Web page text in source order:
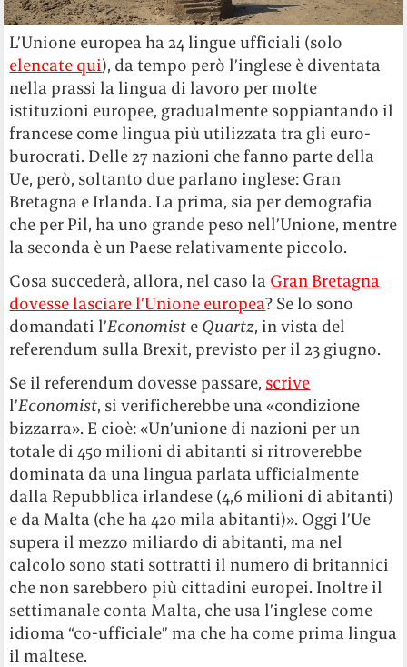
L’Unione europea ha 24 lingue ufficiali (solo
elencate qui), da tempo però l’inglese è diventata
nella prassi la lingua di lavoro per molte
istituzioni europee, gradualmente soppiantando il
francese come lingua più utilizzata tra gli euro-
burocrati. Delle 27 nazioni che fanno parte della
Ue, però, soltanto due parlano inglese: Gran
Bretagna e Irlanda. La prima, sia per demografia
che per Pil, ha uno grande peso nell’Unione, mentre
la seconda è un Paese relativamente piccolo.
Cosa succederà, allora, nel caso la Gran Bretagna
dovesse lasciare l’Unione europea? Se lo sono
domandati l’Economist e Quartz, in vista del
referendum sulla Brexit, previsto per il 23 giugno.
Se il referendum dovesse passare, scrive
l’Economist, si verificherebbe una «condizione
bizzarra». E cioè: «Un’unione di nazioni per un
totale di 450 milioni di abitanti si ritroverebbe
dominata da una lingua parlata ufficialmente
dalla Repubblica irlandese (4,6 milioni di abitanti)
e da Malta (che ha 420 mila abitanti)». Oggi l’Ue
supera il mezzo miliardo di abitanti, ma nel
calcolo sono stati sottratti il numero di britannici
che non sarebbero più cittadini europei. Inoltre il
settimanale conta Malta, che usa l’inglese come
idioma “co-ufficiale” ma che ha come prima lingua
il maltese.